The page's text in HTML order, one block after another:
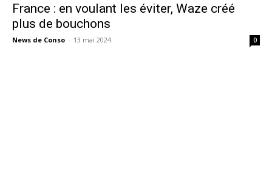
France : en voulant les éviter, Waze créé
plus de bouchons
News de Conso - 13 mai 2024 0